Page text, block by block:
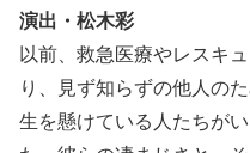
演出・松木彩
以前、救急医療やレスキ
り、見ず知らずの他人の
生を懸けている人たちが